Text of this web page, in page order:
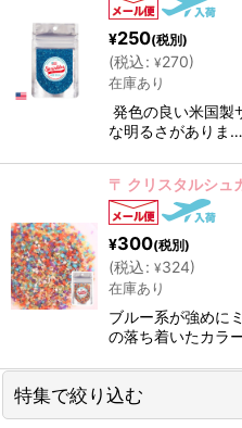
¥250(税別)
(税込: ¥270)
在庫あり
発色の良い米国製
な明るさがありま…
〒 クリスタルシ
¥300(税別)
(税込: ¥324)
在庫あり
ブルー系が強めに
の落ち着いたカラ
特集で絞り込む